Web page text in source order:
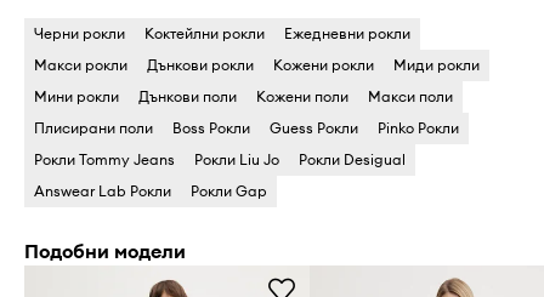
Черни рокли Коктейлни рокли
Ежедневни рокли
Макси рокли
Дънкови рокли Кожени рокли
Миди рокли
Мини рокли
Дънкови поли Кожени поли
Макси поли
Плисирани поли
Boss Рокли Guess Рокли
Pinko Рокли
Рокли Tommy Jeans
Рокли Liu Jo
Рокли Desigual
Answear Lab Рокли
Рокли Gap
Подобни модели